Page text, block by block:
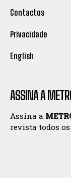
Contactos
Privacidade
English
ASSINA A
Assina a
revista todos os